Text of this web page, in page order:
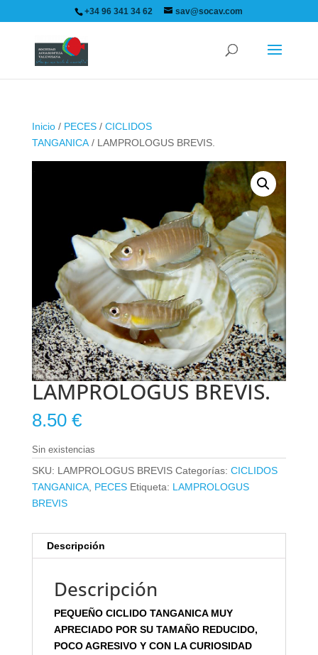
+34 96 341 34 62 sav@socav.com
Inicio/ PECES/ CICLIDOS
TANGANICA/ LAMPROLOGUS BREVIS.
LAMPROLOGUS BREVIS.
8.50 €
Sin existencias
SKU: LAMPROLOGUS BREVIS Categorías: CICLIDOS
TANGANICA, PECES Etiqueta: LAMPROLOGUS
BREVIS
Descripción
Descripción
PEQUEÑO CICLIDO TANGANICA MUY
APRECIADO POR SU TAMAÑO REDUCIDO,
POCO AGRESIVO Y CON LA CURIOSIDAD